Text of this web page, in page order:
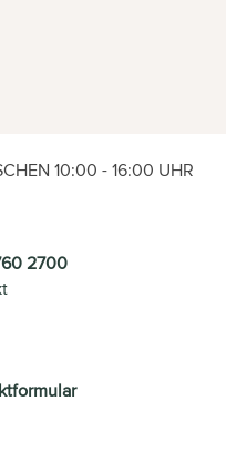
10:00 - 16:00 UHR
2700